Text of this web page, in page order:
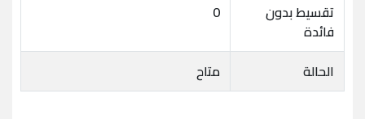
تقسيط بدون
فائدة
0
الحالة متاح